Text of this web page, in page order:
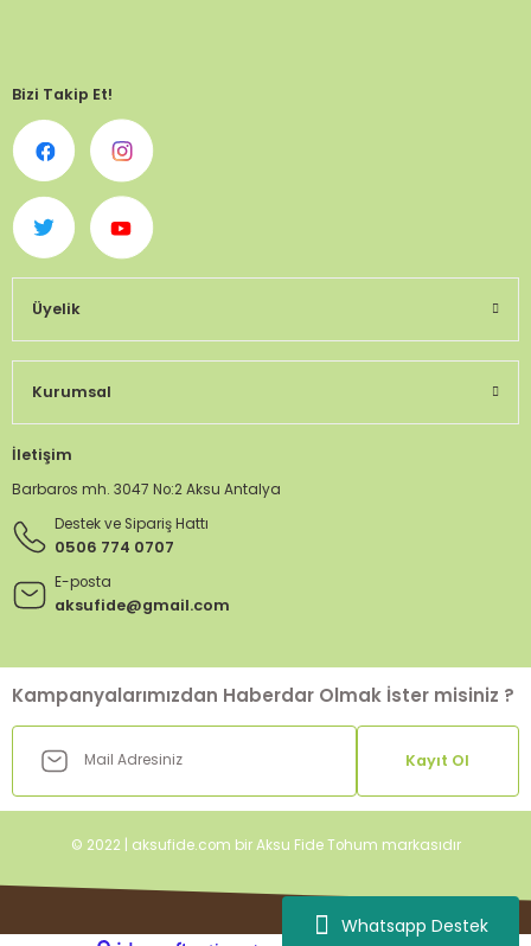
Whatsapp Destek
Bizi Takip Et!
Üyelik
Kurumsal
İletişim
Barbaros mh. 3047 No:2 Aksu Antalya
Destek ve Sipariş Hattı
0506 774 0707
E-posta
aksufide@gmail.com
Kampanyalarımızdan Haberdar Olmak İster misiniz ?
Kayıt Ol
© 2022 | aksufide.com bir Aksu Fide Tohum markasıdır